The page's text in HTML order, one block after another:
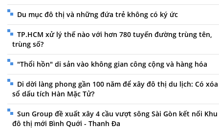
Du mục đô thị và những đứa trẻ không có ký ức
TP.HCM xử lý thế nào với hơn 780 tuyến đường trùng tên,
trùng số?
"Thổi hồn" di sản vào không gian công cộng và hàng hóa
Di dời làng phong gần 100 năm để xây đô thị du lịch: Có xóa
sổ dấu tích Hàn Mặc Tử?
Sun Group đề xuất xây 4 cầu vượt sông Sài Gòn kết nối Khu
đô thị mới Bình Quới - Thanh Đa